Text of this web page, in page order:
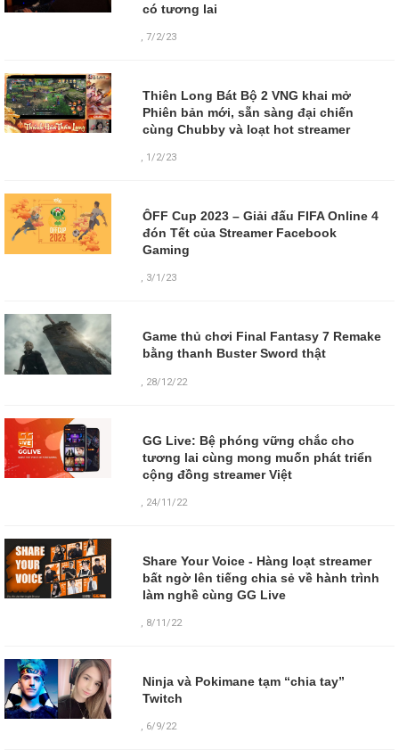
có tương lai
,7/2/23
Thiên Long Bát Bộ 2 VNG khai mở
Phiên bản mới, sẵn sàng đại chiến
cùng Chubby và loạt hot streamer
, 1/2/23
ÔFF Cup 2023 – Giải đấu FIFA Online 4
đón Tết của Streamer Facebook
Gaming
, 3/1/23
Game thủ chơi Final Fantasy 7 Remake
bằng thanh Buster Sword thật
28/12/22
GG Live: Bệ phóng vững chắc cho
tương lai cùng mong muốn phát triển
cộng đồng streamer Việt
, 24/11/22
Share Your Voice - Hàng loạt streamer
bất ngờ lên tiếng chia sẻ về hành trình
làm nghề cùng GG Live
, 8/11/22
Ninja và Pokimane tạm “chia tay”
Twitch
, 6/9/22